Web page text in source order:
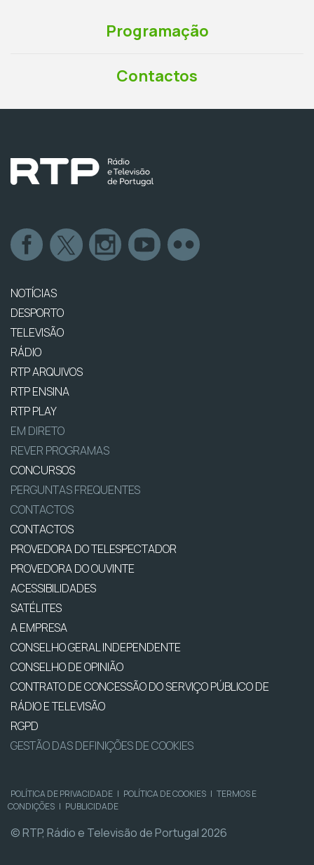
Programação
Contactos
NOTÍCIAS
DESPORTO
TELEVISÃO
RÁDIO
RTP ARQUIVOS
RTP ENSINA
RTP PLAY
EM DIRETO
REVER PROGRAMAS
CONCURSOS
PERGUNTAS FREQUENTES
CONTACTOS
CONTACTOS
PROVEDORA DO TELESPECTADOR
PROVEDORA DO OUVINTE
ACESSIBILIDADES
SATÉLITES
A EMPRESA
CONSELHO GERAL INDEPENDENTE
CONSELHO DE OPINIÃO
CONTRATO DE CONCESSÃO DO SERVIÇO PÚBLICO DE
RÁDIO E TELEVISÃO
RGPD
GESTÃO DAS DEFINIÇÕES DE COOKIES
POLÍTICA DE PRIVACIDADE | POLÍTICA DE COOKIES | TERMOS E
CONDIÇÕES | PUBLICIDADE
© RTP, Rádio e Televisão de Portugal 2026